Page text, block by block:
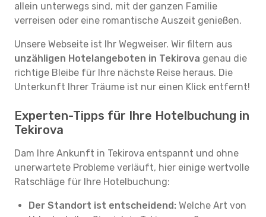
allein unterwegs sind, mit der ganzen Familie
verreisen oder eine romantische Auszeit genießen.
Unsere Webseite ist Ihr Wegweiser. Wir filtern aus
unzähligen Hotelangeboten in Tekirova genau die
richtige Bleibe für Ihre nächste Reise heraus. Die
Unterkunft Ihrer Träume ist nur einen Klick entfernt!
Experten-Tipps für Ihre Hotelbuchung in
Tekirova
Dam Ihre Ankunft in Tekirova entspannt und ohne
unerwartete Probleme verläuft, hier einige wertvolle
Ratschläge für Ihre Hotelbuchung:
Der Standort ist entscheidend: Welche Art von